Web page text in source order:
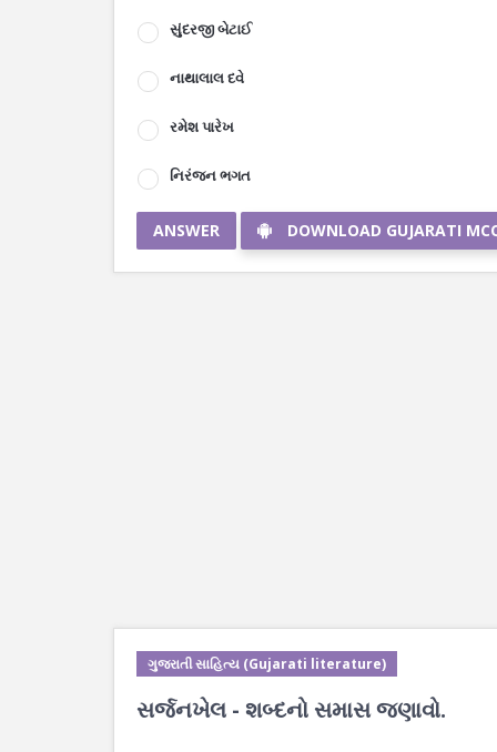
સુંદરજી બેટાઈ
નાથાલાલ દવે
રમેશ પારેખ
નિરંજન ભગત
ANSWER DOWNLOAD GUJARATI
ગુજરાતી સાહિત્ય (Gujarati literature)
સર્જનખેલ - શબ્દનો સમાસ જણાવો.